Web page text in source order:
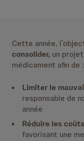
Cette année,
consolider, un
médicament afin de :
Limiter le
responsable de
année
Réduire les
favorisant une